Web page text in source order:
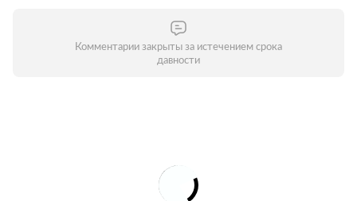
Комментарии закрыты за истечением срока
давности